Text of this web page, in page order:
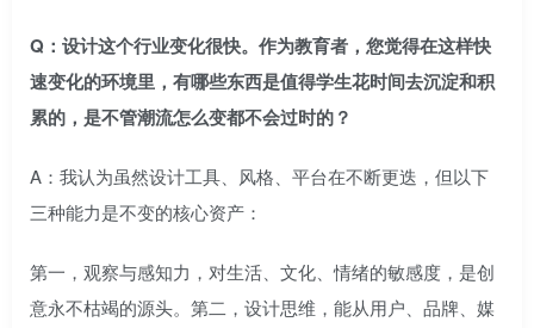
Q：设计这个行业变化很快。作为教育者，您觉得在这样快
速变化的环境里，有哪些东西是值得学生花时间去沉淀和积
累的，是不管潮流怎么变都不会过时的？
A：我认为虽然设计工具、风格、平台在不断更迭，但以下
三种能力是不变的核心资产：
第一，观察与感知力，对生活、文化、情绪的敏感度，是创
意永不枯竭的源头。第二，设计思维，能从用户、品牌、媒